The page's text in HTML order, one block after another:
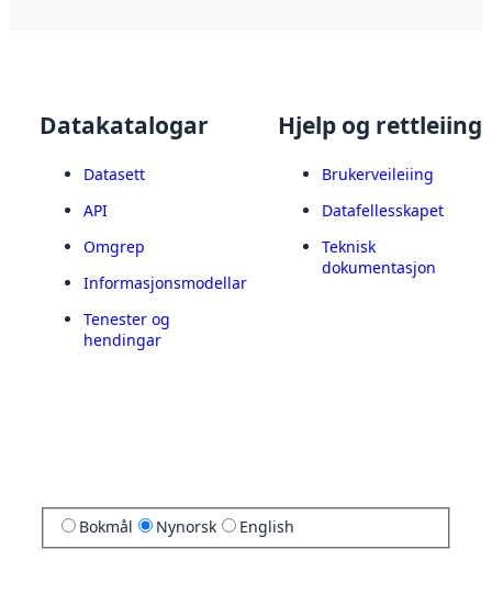
Datakatalogar
Datasett
API
Omgrep
Informasjonsmodellar
Tenester og
hendingar
Hjelp og rettleiing
Brukerveileiing
Datafellesskapet
Teknisk
dokumentasjon
Bokmål Nynorsk English